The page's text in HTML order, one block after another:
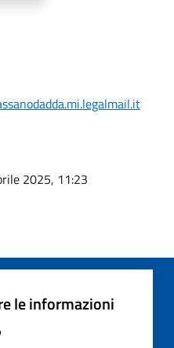
2025, 11:23
le informazioni